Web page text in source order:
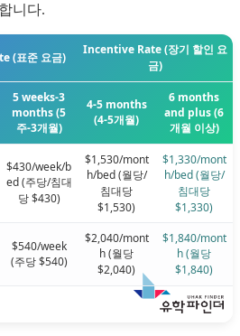
니다.
(표준 요금)
Incentive Rate (장기 할인 요
금)
5 weeks-3
months (5
주-3개월)
4-5 months
(4-5개월)
6 months
and plus (6
개월 이상)
$430/week/b
ed (주당/침대
당 $430)
$1,530/mont
h/bed (월당/
침대당
$1,530)
$1,330/mont
h/bed (월당/
침대당
$1,330)
$540/week
(주당 $540)
$2,040/mont
h (월당
$2,040)
$1,840/mont
h (월당
$1,840)